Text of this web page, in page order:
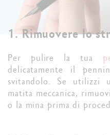
1. Rimuovere lo
Per pulire la tua
delicatamente il
svitandolo. Se
matita meccanica,
o la mina prima di